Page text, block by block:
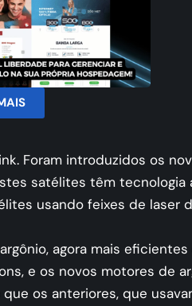
Foram introduzidos os
satélites têm tecnologia
usando feixes de laser
agora mais eficientes
e os novos motores de
os anteriores, que